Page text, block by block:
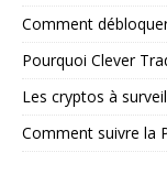
Comment
Pourquoi Clever
Les cryptos à
Comment suivre la